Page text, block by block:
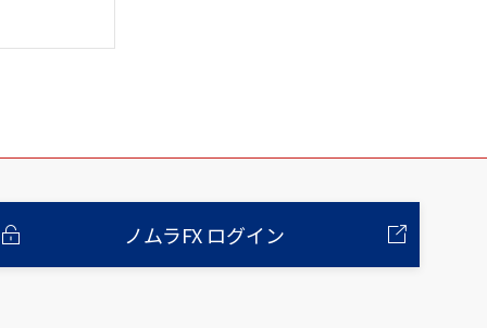
ノムラFX ログイン